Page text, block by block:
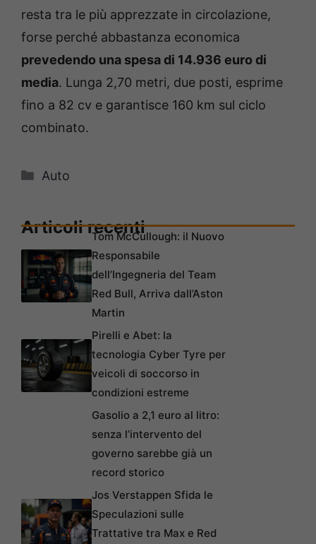
resta tra le più apprezzate in circolazione,
forse perché abbastanza economica
prevedendo una spesa di 14.936 euro di
media. Lunga 2,70 metri, due posti, esprime
fino a 82 cv e garantisce 160 km sul ciclo
combinato.
Categorie
Auto
Articoli recentiTom McCullough: il Nuovo
Responsabile
dell’Ingegneria del Team
Red Bull, Arriva dall’Aston
Martin
Pirelli e Abet: la
tecnologia Cyber Tyre per
veicoli di soccorso in
condizioni estreme
Gasolio a 2,1 euro al litro:
senza l’intervento del
governo sarebbe già un
record storico
Jos Verstappen Sfida le
Speculazioni sulle
Trattative tra Max e Red